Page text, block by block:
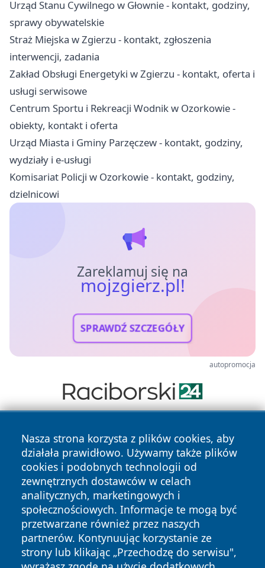
Urząd Stanu Cywilnego w Głownie - kontakt, godziny,
sprawy obywatelskie
Straż Miejska w Zgierzu - kontakt, zgłoszenia
interwencji, zadania
Zakład Obsługi Energetyki w Zgierzu - kontakt, oferta i
usługi serwisowe
Centrum Sportu i Rekreacji Wodnik w Ozorkowie -
obiekty, kontakt i oferta
Urząd Miasta i Gminy Parzęczew - kontakt, godziny,
wydziały i e-usługi
Komisariat Policji w Ozorkowie - kontakt, godziny,
dzielnicowi
Zareklamuj się na
mojzgierz.pl!
SPRAWDŹ SZCZEGÓŁY
autopromocja
Nasza strona korzysta z plików cookies, aby
działała prawidłowo. Używamy także plików
cookies i podobnych technologii od
zewnętrznych dostawców w celach
analitycznych, marketingowych i
społecznościowych. Informacje te mogą być
przetwarzane również przez naszych
partnerów. Kontynuując korzystanie ze
strony lub klikając „Przechodzę do serwisu",
Copyright © 2026 mojzgierz.pl Wszystkie prawa zastrzeżone.
News Autorzy
Polityka
Prywatności
Polityka
Cookies